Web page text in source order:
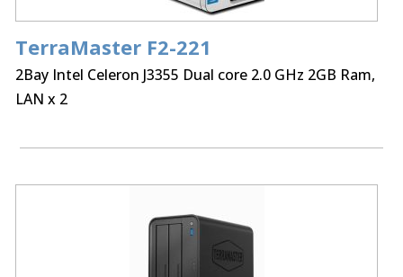
Δυνατότητα απομακρυσμένης πρόσβασης των
αρχείων μέσω Internet από το TNAS,
Υποστηρίζει το νέο λειτουργικό σύστημα TOS 5.1
Εύκολη εναλλαγή σκληρών δίσκων.
Προηγμένο File Systems: Υποστηρίζονται τα
Ιδανική για backup αρχείων ενώ παράλληλα
TerraMaster F2-221
2Bay Intel Celeron J3355 Dual core 2.0 GHz 2GB Ram,
LAN x 2